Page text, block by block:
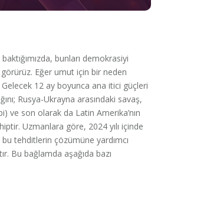
bunları demokrasiyi
Eğer umut için bir neden
Gelecek 12 ay boyunca ana itici güçleri
Rusya-Ukrayna arasındaki savaş,
ve son olarak da Latin Amerika’nın
Uzmanlara göre, 2024 yılı içinde
tehditlerin çözümüne yardımcı
Bu bağlamda aşağıda bazı